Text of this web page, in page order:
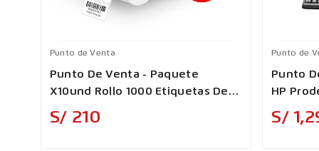
Punto de Venta
Punto De Venta - Paquete
X10und Rollo 1000 Etiquetas De
Papel Adhesivas 50x25mm Para
Codigo De Barras
S/ 210
Punto de
Punto
HP
S/